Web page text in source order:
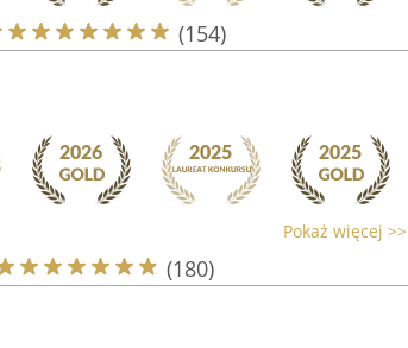
(154)
Pokaż więcej >>
(180)